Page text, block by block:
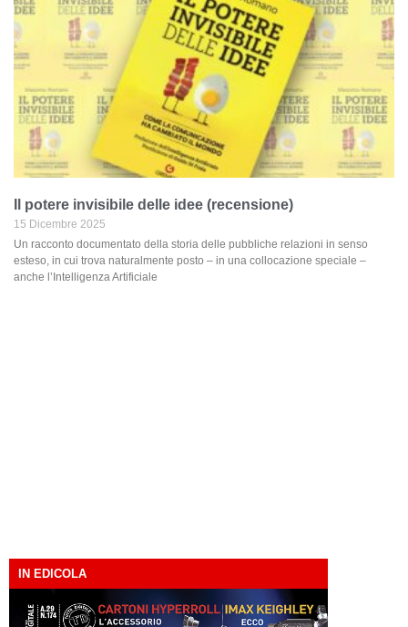
Il potere invisibile delle idee (recensione)
15 Dicembre 2025
Un racconto documentato della storia delle pubbliche relazioni in senso
esteso, in cui trova naturalmente posto – in una collocazione speciale –
anche l’Intelligenza Artificiale
IN EDICOLA